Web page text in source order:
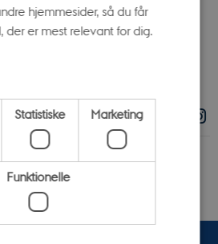
hjemmesider, så du får
der er mest relevant for dig.
Statistiske Marketing
Funktionelle